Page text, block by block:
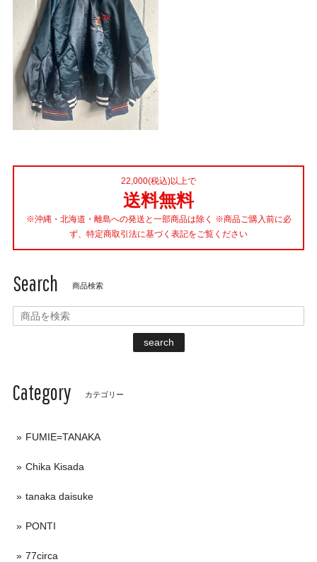
22,000(税込)以上で
送料無料
※沖縄・北海道・離島への発送と一部商品は除く ※商品ご購入前に必
ず、特定商取引法に基づく表記をご覧ください
Search 商品検索
search
Category カテゴリー
FUMIE=TANAKA
Chika Kisada
tanaka daisuke
PONTI
77circa